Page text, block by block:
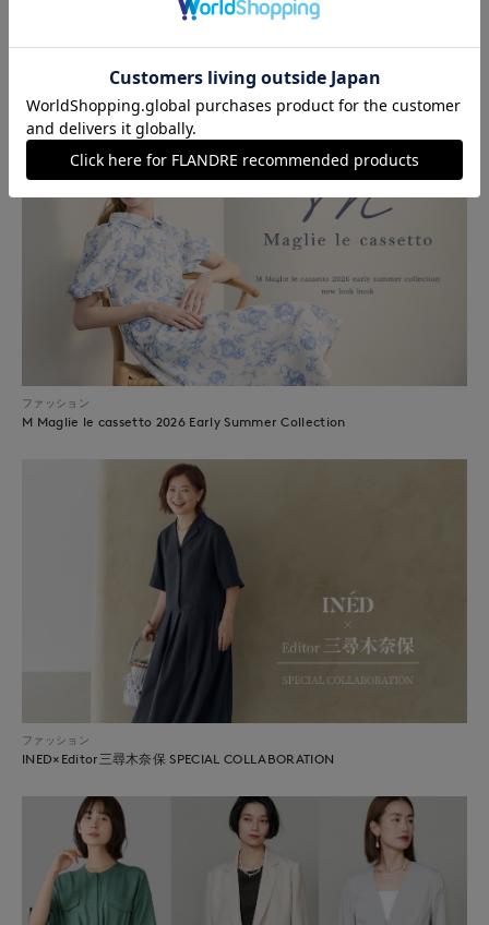
夏羽織、何着る？
ファッション
M Maglie le cassetto 2026 Early Summer Collection
ファッション
INED×Editor三尋木奈保 SPECIAL COLLABORATION